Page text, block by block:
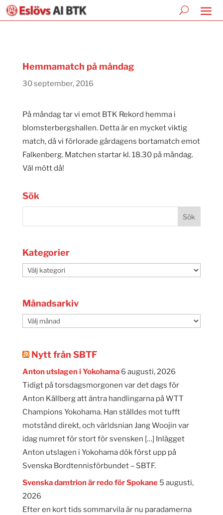
Hemmamatch på måndag
30 september, 2016
På måndag tar vi emot BTK Rekord hemma i
blomsterbergshallen. Detta är en mycket viktig
match, då vi förlorade gårdagens bortamatch emot
Falkenberg. Matchen startar kl. 18.30 på måndag.
Väl mött då!
Sök
Kategorier
Kategorier
Månadsarkiv
Månadsarkiv
Nytt från SBTF
Anton utslagen i Yokohama 6 augusti, 2026
Tidigt på torsdagsmorgonen var det dags för
Anton Källberg att äntra handlingarna på WTT
Champions Yokohama. Han ställdes mot tufft
motstånd direkt, och världsnian Jang Woojin var
idag numret för stort för svensken […] Inlägget
Anton utslagen i Yokohama dök först upp på
Svenska Bordtennisförbundet – SBTF.
Svenska damtrion är redo för Spokane 5 augusti,
2026
Efter en kort tids sommarvila är nu paradamerna